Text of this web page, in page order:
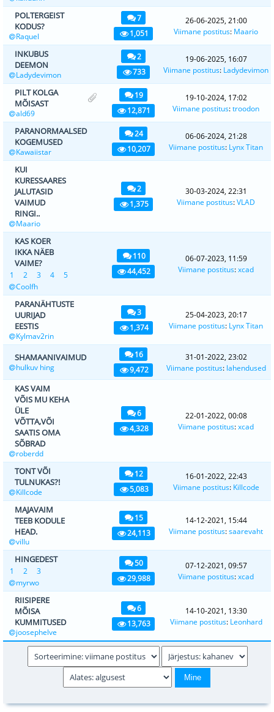
POLTERGEIST
KODUS?
Raquel
7
1,051
26-06-2025, 21:00
Viimane postitus: Maario
INKUBUS
DEEMON
Ladydevimon
2
733
19-06-2025, 16:07
Viimane postitus: Ladydevimon
PILT KOLGA
MÕISAST
ald69
19
12,871
19-10-2024, 17:02
Viimane postitus:troodon
PARANORMAALSED
KOGEMUSED
Kawaiistar
24
10,207
06-06-2024, 21:28
Viimane postitus: Lynx Titan
KUI
KURESSAARES
JALUTASID
VAIMUD
RINGI..
Maario
2
1,375
30-03-2024, 22:31
Viimane postitus:VLAD
KAS KOER
IKKA NÄEB
VAIME?
1 2 3 4
5
Coolfh
110
44,452
06-07-2023, 11:59
Viimane postitus:xcad
PARANÄHTUSTE
UURIJAD
EESTIS
Kylmav2rin
3
1,374
25-04-2023, 20:17
Viimane postitus: Lynx Titan
SHAMAANIVAIMUD
hulkuv hing
16
9,472
31-01-2022, 23:02
Viimane postitus: lahendused
KAS VAIM
VÕIS MU KEHA
ÜLE
VÕTTA,VÕI
SAATIS OMA
SÕBRAD
roberdd
6
4,328
22-01-2022, 00:08
Viimane postitus:xcad
TONT VÕI
TULNUKAS?!
Killcode
12
5,083
16-01-2022, 22:43
Viimane postitus: Killcode
MAJAVAIM
TEEB KODULE
HEAD.
villu
15
24,113
14-12-2021, 15:44
Viimane postitus:saarevaht
HINGEDEST
1 2
3
myrwo
50
29,988
07-12-2021, 09:57
Viimane postitus:xcad
RIISIPERE
MÕISA
KUMMITUSED
joosephelve
6
13,763
14-10-2021, 13:30
Viimane postitus: Leonhard